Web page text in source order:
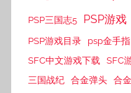
PSP三国志5 PSP游戏
PSP游戏目录 psp金手指
SFC中文游戏下载 SFC
三国战纪 合金弹头 合